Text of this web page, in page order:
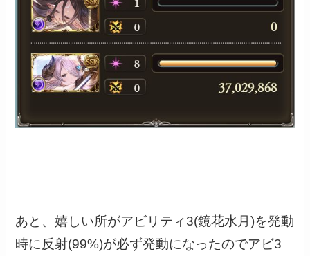
あと、嬉しい所がアビリティ3(鏡花水月)を発動
時に反射(99%)が必ず発動になったのでアビ3